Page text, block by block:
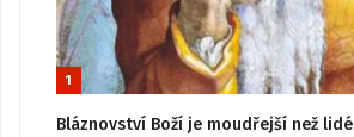
1
Bláznovství Boží je moudřejší než lidé